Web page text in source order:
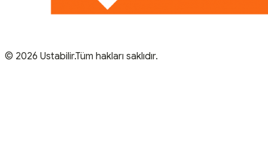
© 2026 Ustabilir.Tüm hakları saklıdır.